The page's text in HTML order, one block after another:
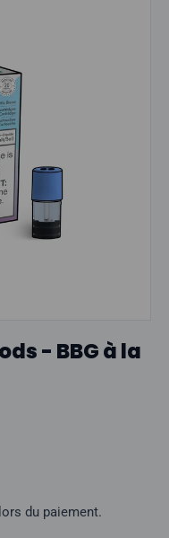
- BBG à la
du paiement.